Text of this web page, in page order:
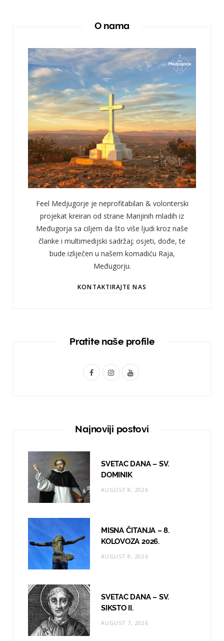
O nama
Feel Medjugorje je neprofitabilan & volonterski
projekat kreiran od strane Marijinih mladih iz
Međugorja sa ciljem da što više ljudi kroz naše
članke i multimedijski sadržaj; osjeti, dođe, te
bude izliječen u našem komadiću Raja,
Međugorju.
KONTAKTIRAJTE NAS
Pratite naše profile
F
I
t
r
a
Y
T
Najnoviji postovi
SVETAC DANA – SV.
DOMINIK
AUGUST 8, 2026
MISNA ČITANJA – 8.
KOLOVOZA 2026.
AUGUST 8, 2026
SVETAC DANA – SV.
SIKSTO II.
AUGUST 7, 2026